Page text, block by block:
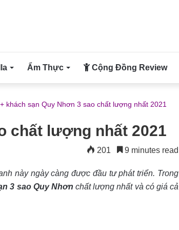
Ẩm Thực Cộng Đồng Review
khách sạn Quy Nhơn 3 sao chất lượng nhất 2021
chất lượng nhất 2021
201 9 minutes read
này ngày càng được đầu tư phát triển. Trong
3 sao Quy Nhơn chất lượng nhất và có giá cả